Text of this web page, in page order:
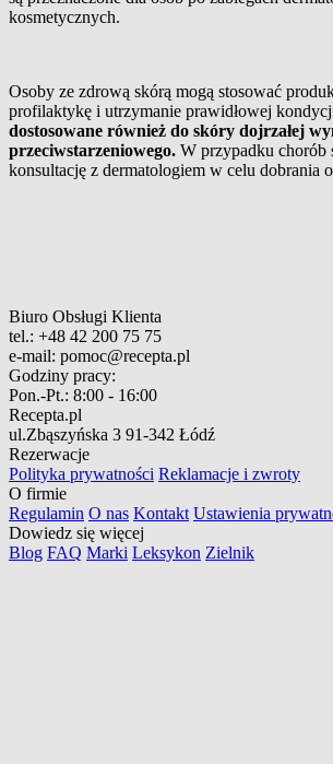
kosmetycznych.
Osoby ze zdrową skórą mogą stosować
profilaktykę i utrzymanie prawidłowej
dostosowane również do skóry dojrzałej
przeciwstarzeniowego. W przypadku chorób
konsultację z dermatologiem w celu dobrania
Biuro Obsługi Klienta
tel.: +48 42 200 75 75
e-mail: pomoc@recepta.pl
Godziny pracy:
Pon.-Pt.: 8:00 - 16:00
Recepta.pl
ul.Zbąszyńska 3 91-342 Łódź
Rezerwacje
Polityka prywatności Reklamacje i zwroty
O firmie
Regulamin O nas Kontakt Ustawienia
Dowiedz się więcej
Blog FAQ Marki Leksykon Zielnik